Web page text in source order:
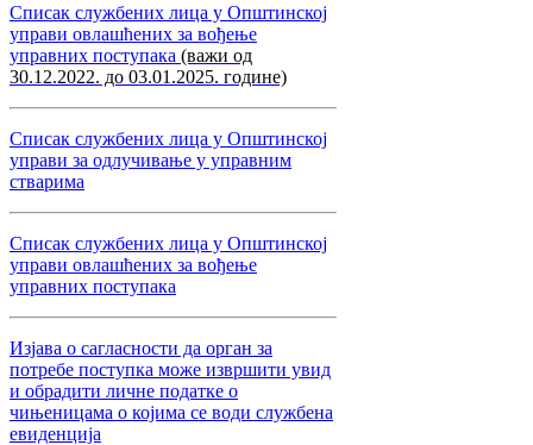
Списак службених лица у Општинској
управи овлашћених за вођење
управних поступака (важи од
30.12.2022. до 03.01.2025. године)
Списак службених лица у Општинској
управи за одлучивање у управним
стварима
Списак службених лица у Општинској
управи овлашћених за вођење
управних поступака
Изјава о сагласности да орган за
потребе поступка може извршити увид
и обрадити личне податке о
чињеницама о којима се води службена
евиденција